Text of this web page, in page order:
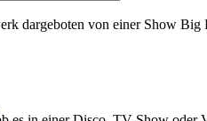
dargeboten von einer Show